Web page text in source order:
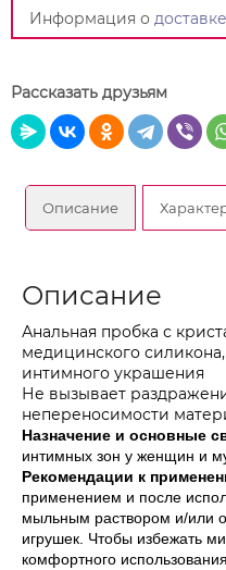
Информация о доставке
Рассказать друзьям
Описание
Описание
Анальная пробка с
медицинского
интимного украшения
Не вызывает
непереносимости
Назначение и основные
интимных зон у женщин и
Рекомендации к
применением и после
мыльным раствором и/или
игрушек. Чтобы избежать
комфортного